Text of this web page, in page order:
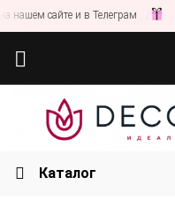
сайте и в Телеграм
Каталог